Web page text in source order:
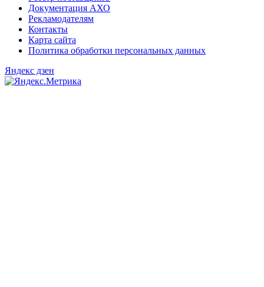
Документация АХО
Рекламодателям
Контакты
Карта сайта
Политика обработки персональных данных
Яндекс дзен